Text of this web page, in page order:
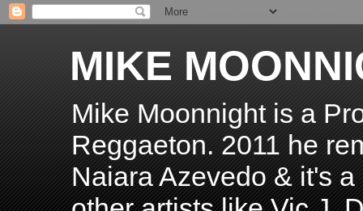
MIKE
Mike Moonnight is a
Reggaeton. 2011 he
Naiara Azevedo & it's